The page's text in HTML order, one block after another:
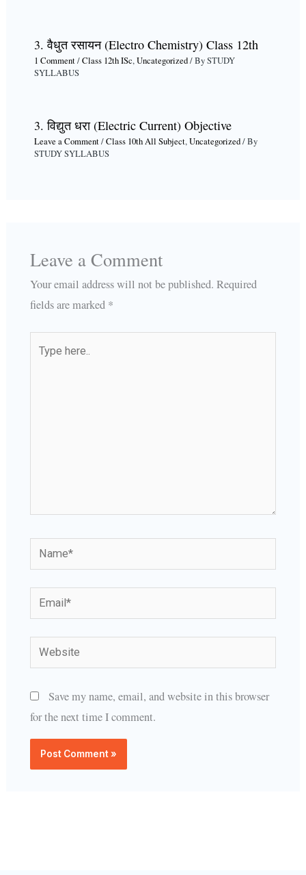
3. वैधुत रसायन (Electro Chemistry) Class 12th
1 Comment/Class 12th ISc,Uncategorized/ BySTUDY
SYLLABUS
3. विद्युत धरा (Electric Current) Objective
Leave a Comment/Class 10th All Subject,Uncategorized/ By
STUDY SYLLABUS
Leave a Comment
Your email address will not be published. Required
fields are marked *
Name*
Email*
Website
Save my name, email, and website in this browser
for the next time I comment.